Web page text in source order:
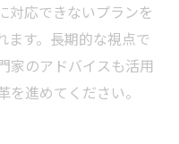
対応できないプランを
ます。長期的な視点で
家のアドバイスも活用
進めてください。